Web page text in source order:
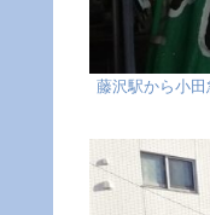
藤沢駅から小